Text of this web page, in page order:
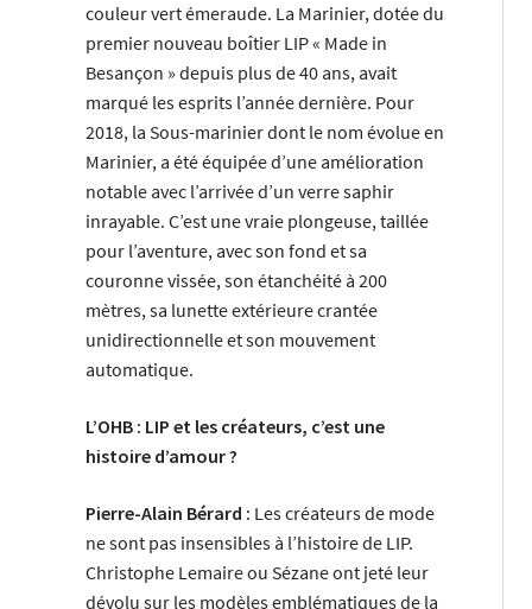
couleur vert émeraude. La Marinier, dotée du
premier nouveau boîtier LIP « Made in
Besançon » depuis plus de 40 ans, avait
marqué les esprits l’année dernière. Pour
2018, la Sous-marinier dont le nom évolue en
Marinier, a été équipée d’une amélioration
notable avec l’arrivée d’un verre saphir
inrayable. C’est une vraie plongeuse, taillée
pour l’aventure, avec son fond et sa
couronne vissée, son étanchéité à 200
mètres, sa lunette extérieure crantée
unidirectionnelle et son mouvement
automatique.
L’OHB : LIP et les créateurs, c’est une
histoire d’amour ?
Pierre-Alain Bérard : Les créateurs de mode
ne sont pas insensibles à l’histoire de LIP.
Christophe Lemaire ou Sézane ont jeté leur
dévolu sur les modèles emblématiques de la